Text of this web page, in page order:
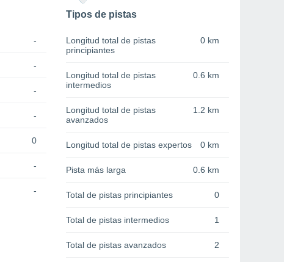
-
-
-
-
0
-
-
Tipos de pistas
Longitud total de pistas
principiantes
0 km
Longitud total de pistas
intermedios
0.6 km
Longitud total de pistas
avanzados
1.2 km
Longitud total de pistas expertos 0 km
Pista más larga 0.6 km
Total de pistas principiantes 0
Total de pistas intermedios 1
Total de pistas avanzados 2